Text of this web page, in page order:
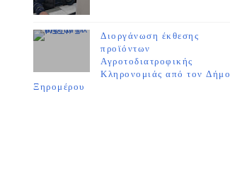
Διοργάνωση έκθεσης
προϊόντων
Αγροτοδιατροφικής
Κληρονομιάς από τον Δήμο
Ξηρομέρου